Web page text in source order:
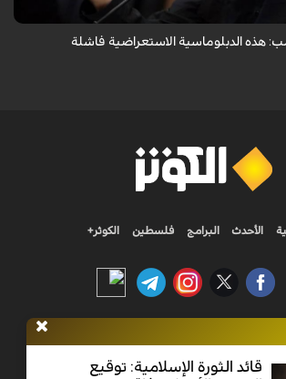
هذه الدبلوماسية الاستعراضية فاشلة
قائد الثورة الإسلامية: توقيع
الأحدث البرامج فلسطين الكوثر+
Nilesat 11900 V | Badr 8 11747 V | Badr5